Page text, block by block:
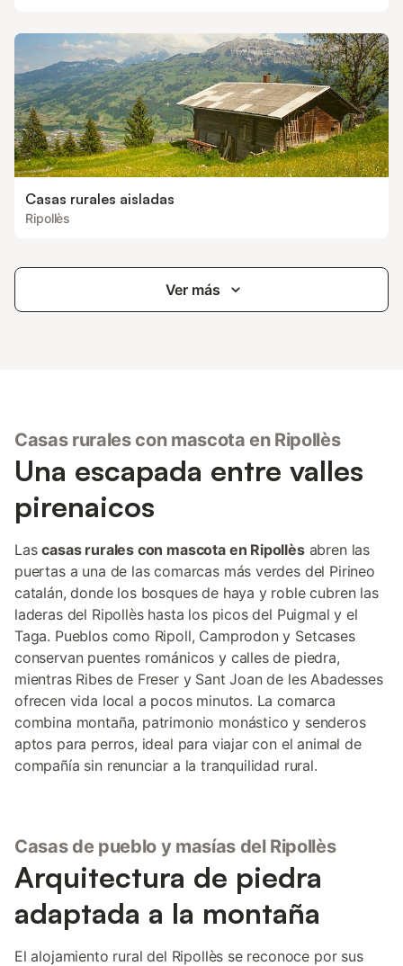
Casas rurales aisladas
Ripollès
Ver más
Casas rurales con mascota en Ripollès
Una escapada entre valles
pirenaicos
Lascasas rurales con mascota en Ripollèsabren las
puertas a una de las comarcas más verdes del Pirineo
catalán, donde los bosques de haya y roble cubren las
laderas del Ripollès hasta los picos del Puigmal y el
Taga. Pueblos como Ripoll, Camprodon y Setcases
conservan puentes románicos y calles de piedra,
mientras Ribes de Freser y Sant Joan de les Abadesses
ofrecen vida local a pocos minutos. La comarca
combina montaña, patrimonio monástico y senderos
aptos para perros, ideal para viajar con el animal de
compañía sin renunciar a la tranquilidad rural.
Casas de pueblo y masías del Ripollès
Arquitectura de piedra
adaptada a la montaña
El alojamiento rural del Ripollès se reconoce por sus